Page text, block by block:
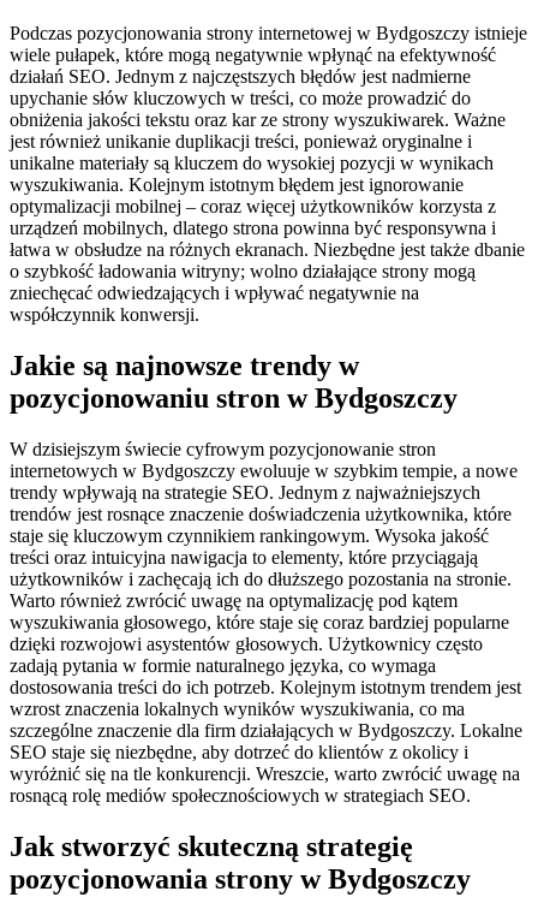
Podczas pozycjonowania strony internetowej w Bydgoszczy istnieje
wiele pułapek, które mogą negatywnie wpłynąć na efektywność
działań SEO. Jednym z najczęstszych błędów jest nadmierne
upychanie słów kluczowych w treści, co może prowadzić do
obniżenia jakości tekstu oraz kar ze strony wyszukiwarek. Ważne
jest również unikanie duplikacji treści, ponieważ oryginalne i
unikalne materiały są kluczem do wysokiej pozycji w wynikach
wyszukiwania. Kolejnym istotnym błędem jest ignorowanie
optymalizacji mobilnej – coraz więcej użytkowników korzysta z
urządzeń mobilnych, dlatego strona powinna być responsywna i
łatwa w obsłudze na różnych ekranach. Niezbędne jest także dbanie
o szybkość ładowania witryny; wolno działające strony mogą
zniechęcać odwiedzających i wpływać negatywnie na
współczynnik konwersji.
Jakie są najnowsze trendy w
pozycjonowaniu stron w Bydgoszczy
W dzisiejszym świecie cyfrowym pozycjonowanie stron
internetowych w Bydgoszczy ewoluuje w szybkim tempie, a nowe
trendy wpływają na strategie SEO. Jednym z najważniejszych
trendów jest rosnące znaczenie doświadczenia użytkownika, które
staje się kluczowym czynnikiem rankingowym. Wysoka jakość
treści oraz intuicyjna nawigacja to elementy, które przyciągają
użytkowników i zachęcają ich do dłuższego pozostania na stronie.
Warto również zwrócić uwagę na optymalizację pod kątem
wyszukiwania głosowego, które staje się coraz bardziej popularne
dzięki rozwojowi asystentów głosowych. Użytkownicy często
zadają pytania w formie naturalnego języka, co wymaga
dostosowania treści do ich potrzeb. Kolejnym istotnym trendem jest
wzrost znaczenia lokalnych wyników wyszukiwania, co ma
szczególne znaczenie dla firm działających w Bydgoszczy. Lokalne
SEO staje się niezbędne, aby dotrzeć do klientów z okolicy i
wyróżnić się na tle konkurencji. Wreszcie, warto zwrócić uwagę na
rosnącą rolę mediów społecznościowych w strategiach SEO.
Jak stworzyć skuteczną strategię
pozycjonowania strony w Bydgoszczy